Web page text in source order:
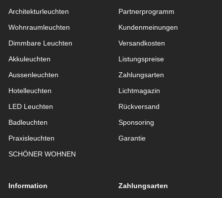
Architekturleuchten
Wohnraum­leuchten
Dimmbare Leuchten
Akkuleuchten
Aussen­leuchten
Hotelleuchten
LED Leuchten
Badleuchten
Praxisleuchten
SCHÖNER WOHNEN
Partnerprogramm
Kundenmeinungen
Versandkosten
Listungspreise
Zahlungsarten
Lichtmagazin
Rückversand
Sponsoring
Garantie
Information Zahlungsarten